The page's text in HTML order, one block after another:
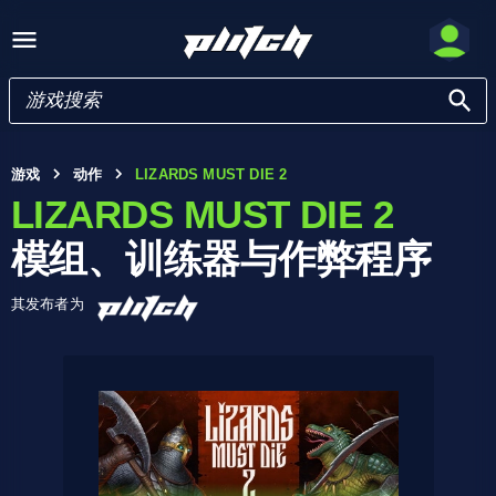
游戏 动作 LIZARDS MUST DIE 2
LIZARDS MUST DIE 2
模组、训练器与作弊程序
其发布者为